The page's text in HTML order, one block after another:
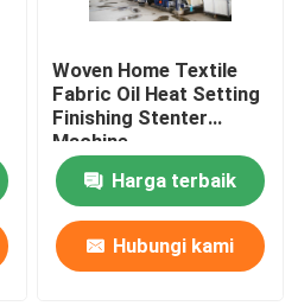
Woven Home Textile
Fabric Oil Heat Setting
Finishing Stenter
Machine
Harga terbaik
Hubungi kami